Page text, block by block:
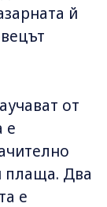
й
от
е
плаща. Два
е